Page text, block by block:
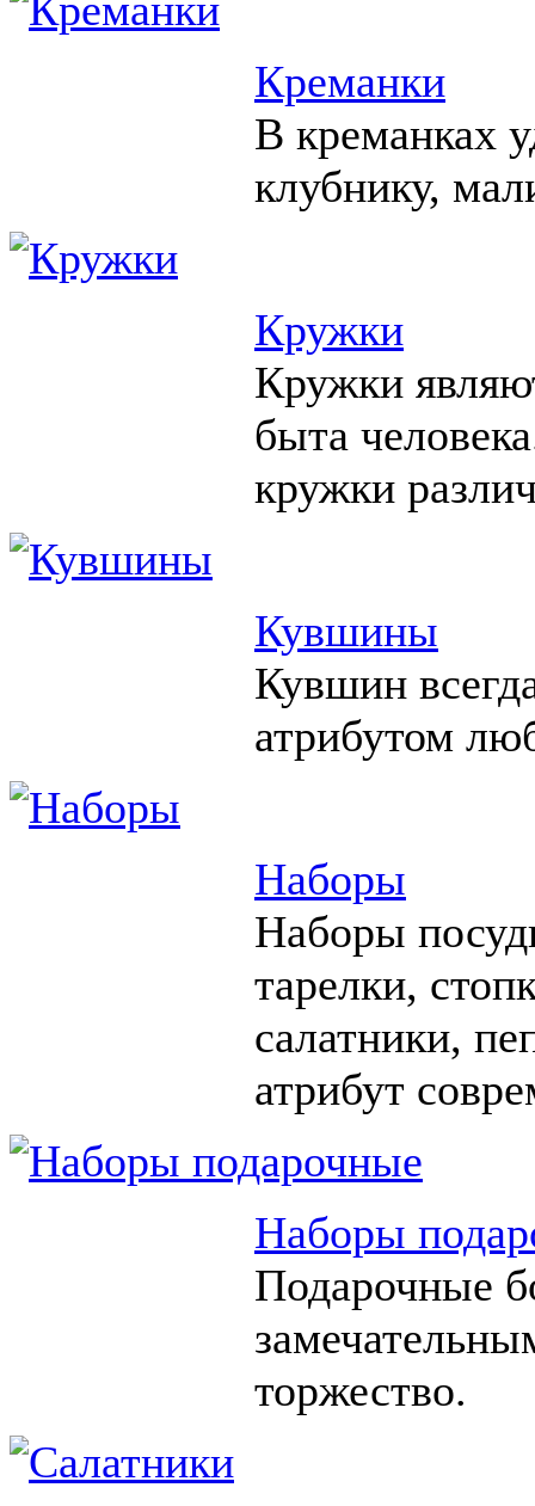
Креманки
В креманках
клубнику,
Кружки
Кружки
быта
кружки
Кувшины
Кувшин
атрибутом
Наборы
Наборы
тарелки,
салатники,
атрибут
Наборы
Подарочные
торжество.